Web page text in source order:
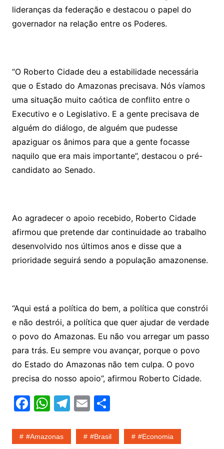
lideranças da federação e destacou o papel do
governador na relação entre os Poderes.
“O Roberto Cidade deu a estabilidade necessária
que o Estado do Amazonas precisava. Nós víamos
uma situação muito caótica de conflito entre o
Executivo e o Legislativo. E a gente precisava de
alguém do diálogo, de alguém que pudesse
apaziguar os ânimos para que a gente focasse
naquilo que era mais importante”, destacou o pré-
candidato ao Senado.
Ao agradecer o apoio recebido, Roberto Cidade
afirmou que pretende dar continuidade ao trabalho
desenvolvido nos últimos anos e disse que a
prioridade seguirá sendo a população amazonense.
“Aqui está a política do bem, a política que constrói
e não destrói, a política que quer ajudar de verdade
o povo do Amazonas. Eu não vou arregar um passo
para trás. Eu sempre vou avançar, porque o povo
do Estado do Amazonas não tem culpa. O povo
precisa do nosso apoio”, afirmou Roberto Cidade.
F
c
W
at
T
e
E
ai
S
ar
#amazonas #Brasil #economia